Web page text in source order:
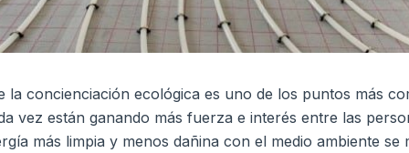
la concienciación ecológica es uno de los puntos más
vez están ganando más fuerza e interés entre las
más limpia y menos dañina con el medio ambiente se